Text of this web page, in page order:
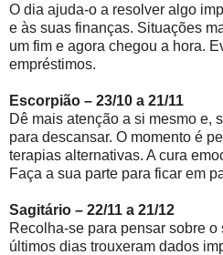
O dia ajuda-o a resolver algo
e às suas finanças. Situações
um fim e agora chegou a hora.
empréstimos.
Escorpião – 23/10 a 21/11
Dê mais atenção a si mesmo e,
para descansar. O momento é
terapias alternativas. A cura
Faça a sua parte para ficar em
Sagitário – 22/11 a 21/12
Recolha-se para pensar sobre
últimos dias trouxeram dados